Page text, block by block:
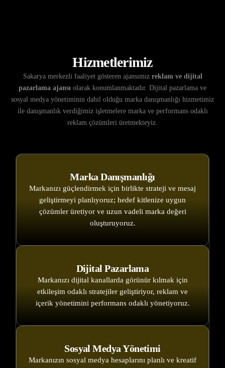
Hizmetlerimiz
Sakarya merkezli faaliyet gösteren ajansımız reklam ve dijital
pazarlama ajansı olarak konumlanmaktadır. Dijital pazarlama ve
sosyal medya yönetiminin dahil olduğu marka danışmanlığı hizmetimiz
ile danışmanlık verdiğimiz işletmelere marka ve performans odaklı
reklam çözümleri üretmekteyiz.
Marka Danışmanlığı
Markanızı güçlendirmek için birlikte strateji ve mesaj
geliştirmeyi planlıyoruz; hedef kitlenize uygun
çözümler üretiyor ve uzun vadeli marka değeri
oluşturuyoruz.
Dijital Pazarlama
Markanızı dijital kanallarda görünür kılmak için
etkileşim odaklı stratejiler geliştiriyor, reklam ve
içerik yönetimini performans odaklı yönetiyoruz.
Sosyal Medya Yönetimi
Markanızın sosyal medya hesaplarını planlı ve kreatif